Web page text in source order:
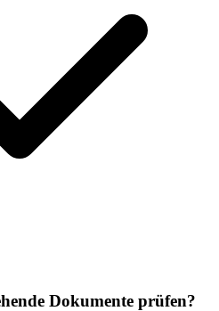
Dokumente prüfen?